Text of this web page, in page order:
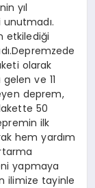
yıl
etkilediği
olarak
ve 11
deprem,
50
ilk
hem yardım
yapmaya
ilimize tayinle